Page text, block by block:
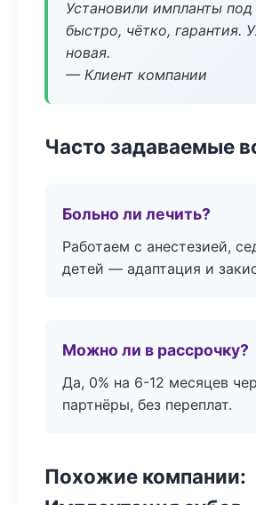
Установили импланты
быстро, чётко, гарантия.
новая.
— Клиент компании
Часто задаваемые
Больно ли лечить?
Работаем с анестезией,
детей — адаптация и
Можно ли в рассрочку?
Да, 0% на 6-12 месяцев
партнёры, без переплат.
Похожие компании: